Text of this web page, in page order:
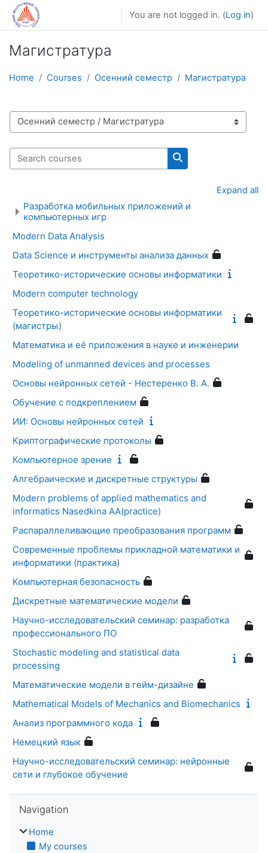
Skip to main content
You are not logged in. (Log in)
Магистратура
Home Courses Осенний семестр Магистратура
Course categories
Search courses
Search courses
Expand all
Разработка мобильных приложений и
компьютерных игр
Modern Data Analysis
Data Science и инструменты анализа данных
Теоретико-исторические основы информатики
Modern computer technology
Теоретико-исторические основы информатики
(магистры)
Математика и её приложения в науке и инженерии
Modeling of unmanned devices and processes
Основы нейронных сетей - Нестеренко В. А.
Обучение с подкреплением
ИИ: Основы нейронных сетей
Криптографические протоколы
Компьютерное зрение
Алгебраические и дискретные структуры
Modern problems of applied mathematics and
informatics Nasedkina AA(practice)
Распараллеливающие преобразования программ
Современные проблемы прикладной математики и
информатики (практика)
Компьютерная безопасность
Дискретные математические модели
Научно-исследовательский семинар: разработка
профессионального ПО
Stochastic modeling and statistical data
processing
Математические модели в гейм-дизайне
Mathematical Models of Mechanics and Biomechanics
Анализ программного кода
Немецкий язык
Научно-исследовательский семинар: нейронные
сети и глубокое обучение
Navigation
Home
My courses